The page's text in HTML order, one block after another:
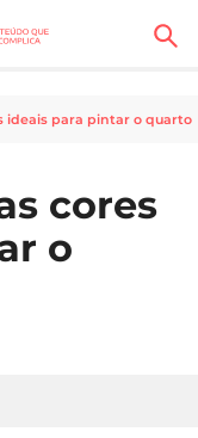
ideais para pintar o quarto
cores
o